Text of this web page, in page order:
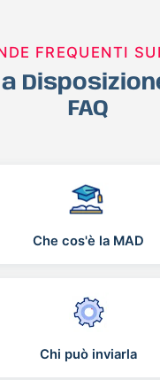
FREQUENTI
FAQ
Che cos'è la MAD
Chi può inviarla